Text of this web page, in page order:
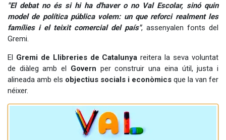
"El debat no és si hi ha d'haver o no Val Escolar, sinó quin
model de política pública volem: un que reforci realment les
famílies i el teixit comercial del país", assenyalen fonts del
Gremi.
El Gremi de Llibreries de Catalunya reitera la seva voluntat
de diàleg amb el Govern per construir una eina útil, justa i
alineada amb els objectius socials i econòmics que la van fer
néixer.